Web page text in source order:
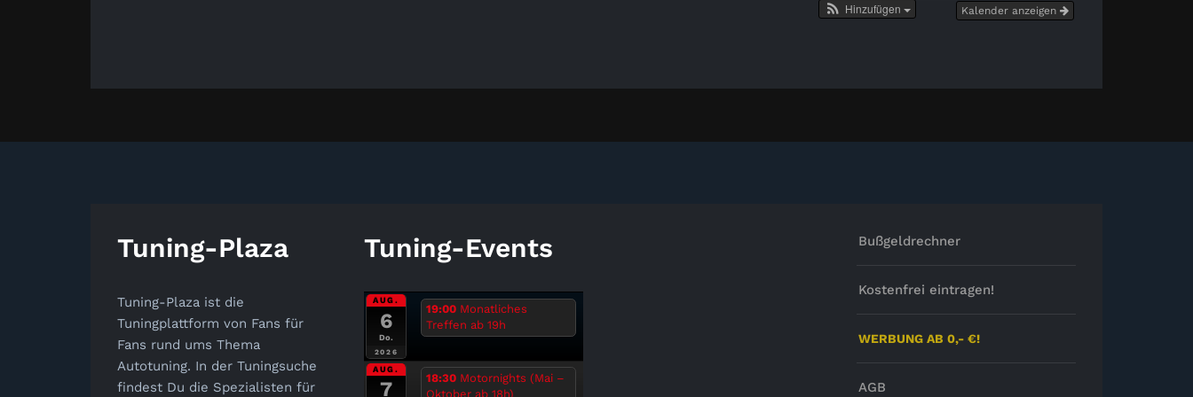
Kalender anzeigen
Hinzufügen
Tuning-Plaza
Tuning-Plaza ist die
Tuningplattform von Fans für
Fans rund ums Thema
Autotuning. In der Tuningsuche
findest Du die Spezialisten für
Tuning-Events
AUG.
6
Do.
2026
19:00 Monatliches
Treffen ab 19h
AUG.
7 18:30 Motornights (Mai –
Oktober ab 18h)
Bußgeldrechner
Kostenfrei eintragen!
WERBUNG AB 0,- €!
AGB